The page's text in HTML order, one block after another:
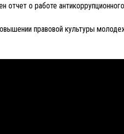
о работе
правовой культуры